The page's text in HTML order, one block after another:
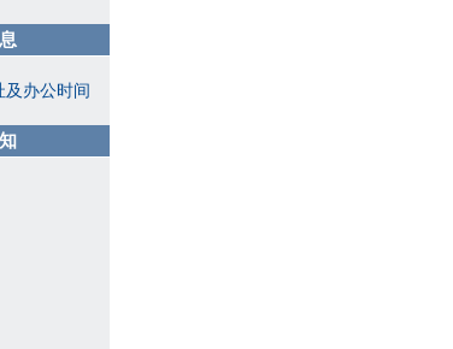
及办公时间